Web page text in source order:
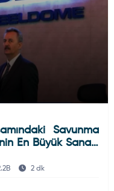
Savunma
En Büyük Sanayi
2 dk